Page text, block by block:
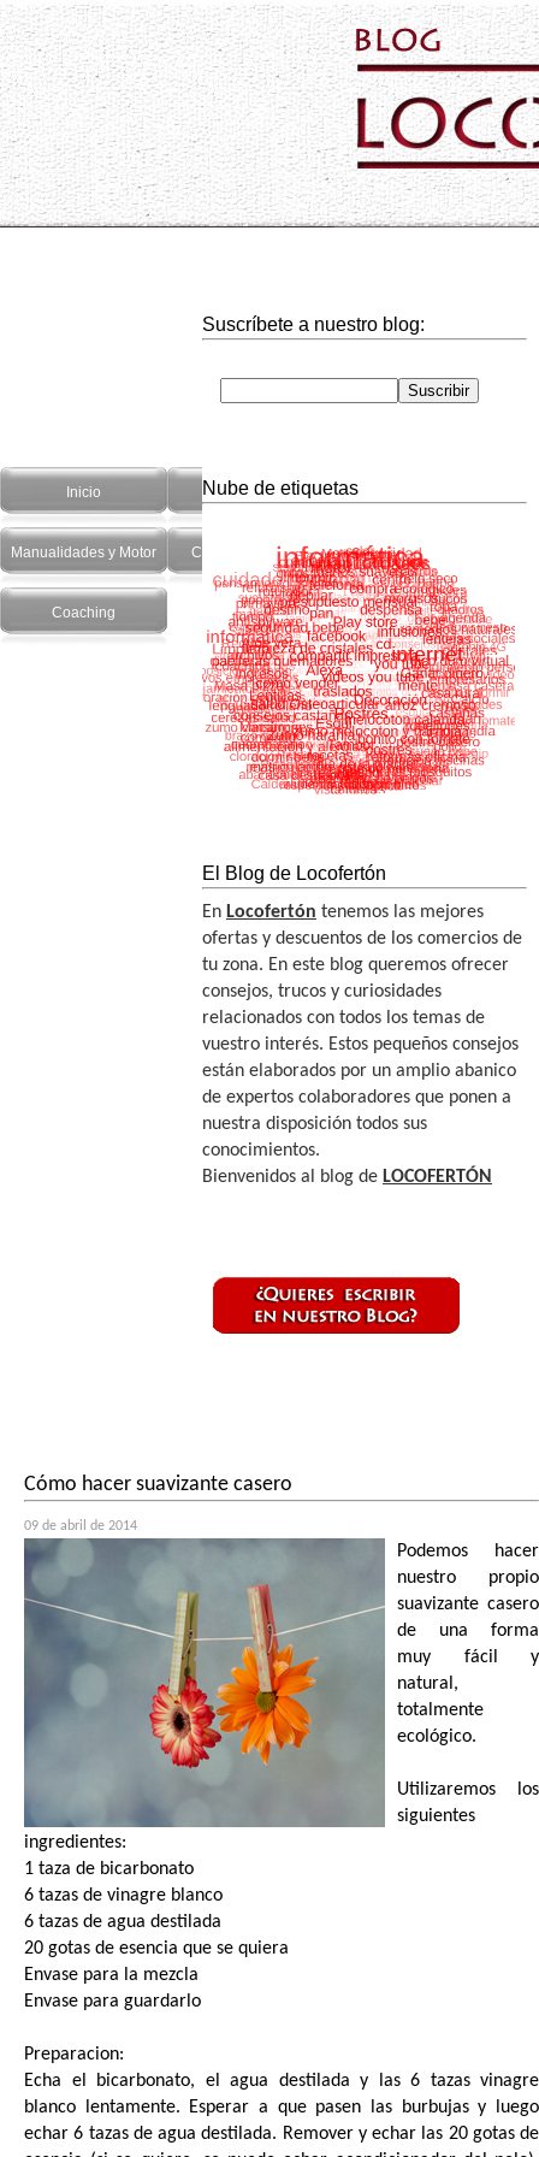
Inicio Hogar
Manualidades y Motor Cuidado Personal Salud y recetas
Coaching
Suscríbete a nuestro blog:
Nube de etiquetas
El Blog de Locofertón
En Locofertón tenemos las mejores
ofertas y descuentos de los comercios de
tu zona. En este blog queremos ofrecer
consejos, trucos y curiosidades
relacionados con todos los temas de
vuestro interés. Estos pequeños consejos
están elaborados por un amplio abanico
de expertos colaboradores que ponen a
nuestra disposición todos sus
conocimientos.
Bienvenidos al blog de LOCOFERTÓN
Cómo hacer suavizante casero
09 de abril de 2014
Podemos hacer
nuestro propio
suavizante casero
de una forma
muy fácil y
natural,
totalmente
ecológico.
Utilizaremos los
siguientes
ingredientes:
1 taza de bicarbonato
6 tazas de vinagre blanco
6 tazas de agua destilada
20 gotas de esencia que se quiera
Envase para la mezcla
Envase para guardarlo
Preparacion:
Echa el bicarbonato, el agua destilada y las 6 tazas vinagre
blanco lentamente. Esperar a que pasen las burbujas y luego
echar 6 tazas de agua destilada. Remover y echar las 20 gotas de